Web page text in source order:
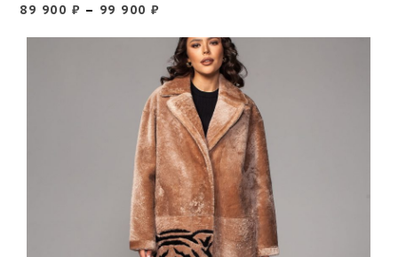
89 900 ₽ – 99 900₽